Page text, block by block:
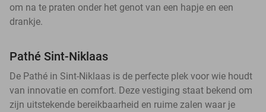
om na te praten onder het genot van een hapje en een
drankje.
Pathé Sint-Niklaas
De Pathé in Sint-Niklaas is de perfecte plek voor wie houdt
van innovatie en comfort. Deze vestiging staat bekend om
zijn uitstekende bereikbaarheid en ruime zalen waar je